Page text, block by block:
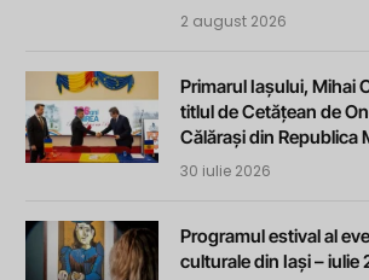
2 august 2026
Primarul Iașului, Mihai
titlul de Cetățean de
Călărași din Republica
30 iulie 2026
Programul estival al
culturale din Iași – iulie